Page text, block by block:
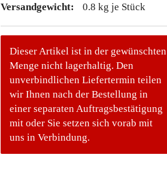
Versandgewicht:
0.8 kg je Stück
Dieser Artikel ist in der gewünschten
Menge nicht lagerhaltig. Den
unverbindlichen Liefertermin teilen
wir Ihnen nach der Bestellung in
einer separaten Auftragsbestätigung
mit oder Sie setzen sich vorab mit
uns in Verbindung.